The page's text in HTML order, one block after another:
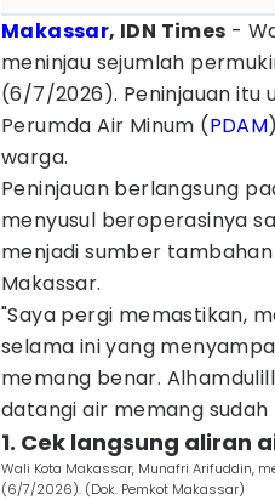
Makassar, IDN Times -
meninjau sejumlah
(6/7/2026). Peninjauan itu
Perumda Air Minum (PDAM
warga.
Peninjauan berlangsung
menyusul beroperasinya
menjadi sumber
Makassar.
"Saya pergi memastikan,
selama ini yang
memang benar.
datangi air memang
1. Cek langsung aliran
Wali Kota Makassar, Munafri Arifuddin,
(6/7/2026). (Dok. Pemkot Makassar)